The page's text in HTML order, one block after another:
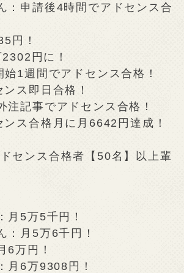
：申請後4時間でアドセンス合
円！
円に！
1週間でアドセンス合格！
ス即日合格！
注記事でアドセンス合格！
ス合格月に月6642円達成！
センス合格者【50名】以上輩
月5万5千円！
：月5万6千円！
6万円！
月6万9308円！